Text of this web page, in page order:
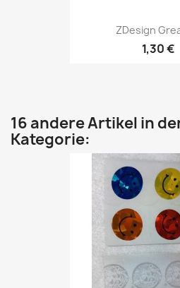
ZDesign
1,30 €
16 andere Artikel in
Kategorie: